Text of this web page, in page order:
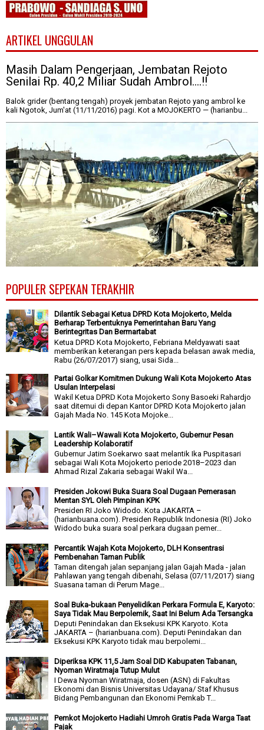
ARTIKEL UNGGULAN
Masih Dalam Pengerjaan, Jembatan Rejoto
Senilai Rp. 40,2 Miliar Sudah Ambrol....!!
Balok grider (bentang tengah) proyek jembatan Rejoto yang ambrol ke
kali Ngotok, Jum'at (11/11/2016) pagi. Kot a MOJOKERTO — (harianbu...
POPULER SEPEKAN TERAKHIR
Dilantik Sebagai Ketua DPRD Kota Mojokerto, Melda
Berharap Terbentuknya Pemerintahan Baru Yang
Berintegritas Dan Bermartabat
Ketua DPRD Kota Mojokerto, Febriana Meldyawati saat
memberikan keterangan pers kepada belasan awak media,
Rabu (26/07/2017) siang, usai Sida...
Partai Golkar Komitmen Dukung Wali Kota Mojokerto Atas
Usulan Interpelasi
Wakil Ketua DPRD Kota Mojokerto Sony Basoeki Rahardjo
saat ditemui di depan Kantor DPRD Kota Mojokerto jalan
Gajah Mada No. 145 Kota Mojoke...
Lantik Wali–Wawali Kota Mojokerto, Gubernur Pesan
Leadership Kolaboratif
Gubernur Jatim Soekarwo saat melantik Ika Puspitasari
sebagai Wali Kota Mojokerto periode 2018–2023 dan
Ahmad Rizal Zakaria sebagai Wakil Wa...
Presiden Jokowi Buka Suara Soal Dugaan Pemerasan
Mentan SYL Oleh Pimpinan KPK
Presiden RI Joko Widodo. Kota JAKARTA –
(harianbuana.com). Presiden Republik Indonesia (RI) Joko
Widodo buka suara soal perkara dugaan pemer...
Percantik Wajah Kota Mojokerto, DLH Konsentrasi
Pembenahan Taman Publik
Taman ditengah jalan sepanjang jalan Gajah Mada - jalan
Pahlawan yang tengah dibenahi, Selasa (07/11/2017) siang
Suasana taman di Perum Mage...
Soal Buka-bukaan Penyelidikan Perkara Formula E, Karyoto:
Saya Tidak Mau Berpolemik, Saat Ini Belum Ada Tersangka
Deputi Penindakan dan Eksekusi KPK Karyoto. Kota
JAKARTA – (harianbuana.com). Deputi Penindakan dan
Eksekusi KPK Karyoto tidak mau berpolemi...
Diperiksa KPK 11,5 Jam Soal DID Kabupaten Tabanan,
Nyoman Wiratmaja Tutup Mulut
I Dewa Nyoman Wiratmaja, dosen (ASN) di Fakultas
Ekonomi dan Bisnis Universitas Udayana/ Staf Khusus
Bidang Pembangunan dan Ekonomi Pemkab T...
Pemkot Mojokerto Hadiahi Umroh Gratis Pada Warga Taat
Pajak